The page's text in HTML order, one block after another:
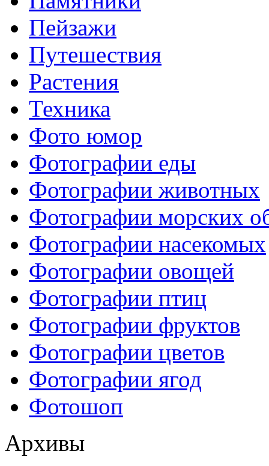
Пейзажи
Путешествия
Растения
Техника
Фото юмор
Фотографии еды
Фотографии животных
Фотографии морских
Фотографии насекомых
Фотографии овощей
Фотографии птиц
Фотографии фруктов
Фотографии цветов
Фотографии ягод
Фотошоп
Архивы